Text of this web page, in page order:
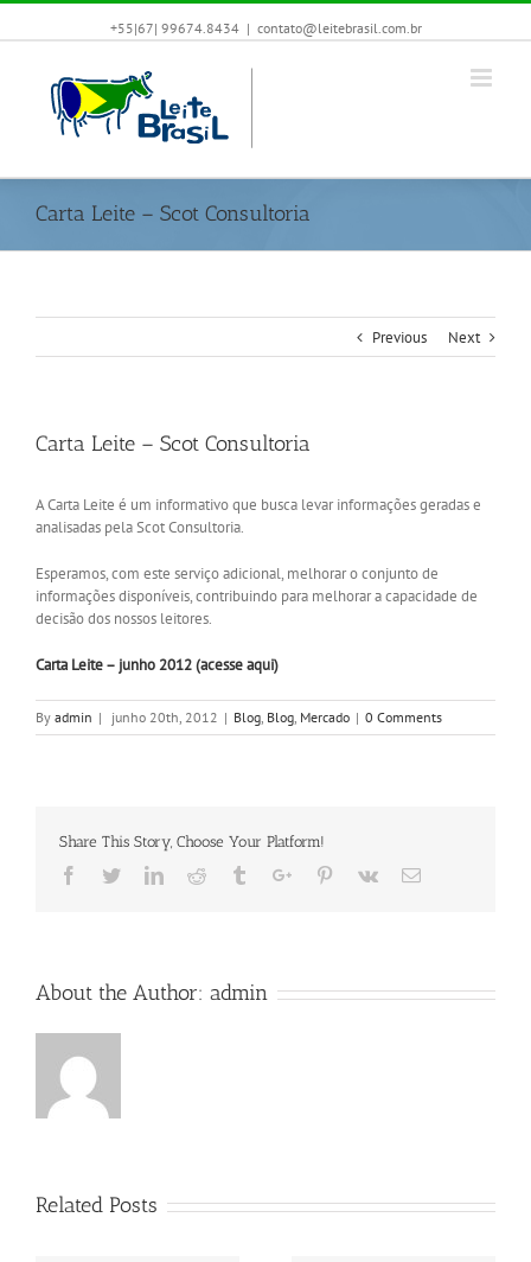
+55|67| 99674.8434 | contato@leitebrasil.com.br
Carta Leite – Scot Consultoria
Previous Next
Carta Leite – Scot Consultoria
A Carta Leite é um informativo que busca levar informações geradas e
analisadas pela Scot Consultoria.
Esperamos, com este serviço adicional, melhorar o conjunto de
informações disponíveis, contribuindo para melhorar a capacidade de
decisão dos nossos leitores.
Carta Leite – junho 2012 (acesse aqui)
By admin | junho 20th, 2012 | Blog, Blog, Mercado | 0 Comments
Share This Story, Choose Your Platform!
Facebook
TwitterLinkedinReddit TumblrGoogle+Pinterest
Vk Email
About the Author: admin
Related Posts